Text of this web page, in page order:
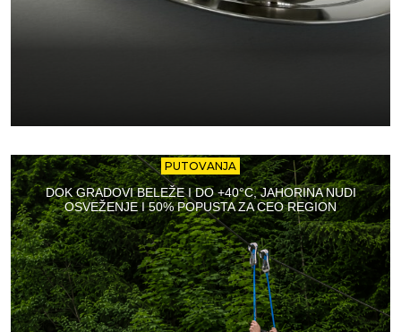
PUTOVANJA
DOK GRADOVI BELEŽE I DO +40°C, JAHORINA NUDI
OSVEŽENJE I 50% POPUSTA ZA CEO REGION